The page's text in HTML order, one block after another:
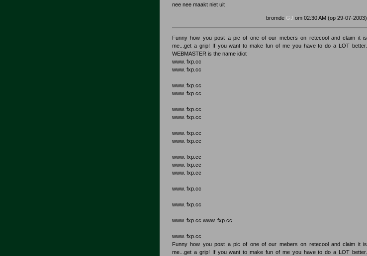
nee nee maakt niet uit
bromde GJ om 02:30 AM (op 29-07-2003)
Funny how you post a pic of one of our mebers on retecool and claim it is
me...get a grip! If you want to make fun of me you have to do a LOT better.
WEBMASTER is the name idiot
www. fxp.cc
www. fxp.cc
www. fxp.cc
www. fxp.cc
www. fxp.cc
www. fxp.cc
www. fxp.cc
www. fxp.cc
www. fxp.cc
www. fxp.cc
www. fxp.cc
www. fxp.cc
www. fxp.cc
www. fxp.cc www. fxp.cc
www. fxp.cc
Funny how you post a pic of one of our mebers on retecool and claim it is
me...get a grip! If you want to make fun of me you have to do a LOT better.